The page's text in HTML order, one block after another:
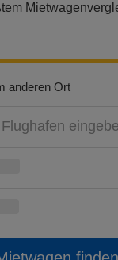
anderen Ort